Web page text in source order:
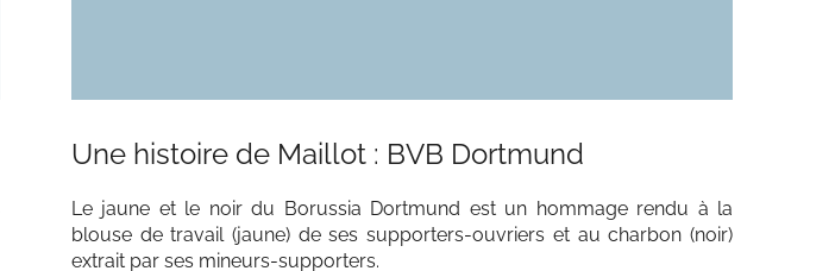
Une histoire de Maillot : BVB Dortmund
Le jaune et le noir du Borussia Dortmund est un hommage rendu à la
blouse de travail (jaune) de ses supporters-ouvriers et au charbon (noir)
extrait par ses mineurs-supporters.